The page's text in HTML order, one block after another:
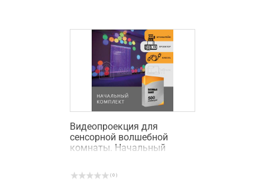
Видеопроекция для
сенсорной волшебной
комнаты. Начальный
( 0 )